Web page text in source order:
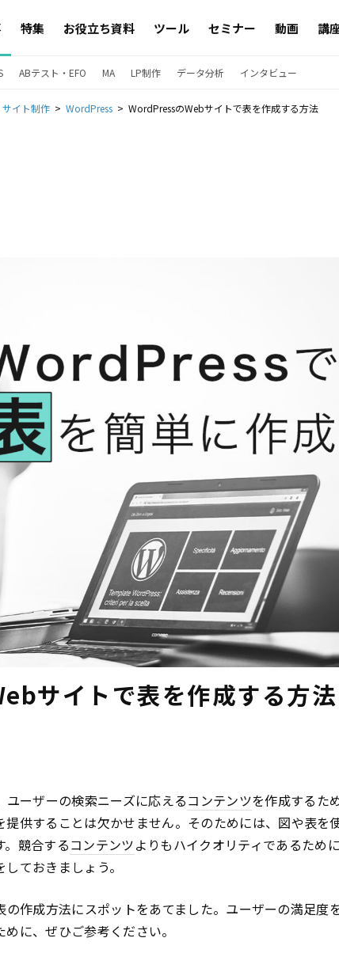
特集 お役立ち資料 ツール セミナー 動画 講
ABテスト・EFO MA LP制作 データ分析 インタビュー
サイト制作 WordPress WordPressのWebサイトで表を作成する方法
サイトで表を作成する方法
ユーザーの検索ニーズに応えるコンテンツを作成するた
供することは欠かせません。そのためには、図や表を
競合するコンテンツよりもハイクオリティであるため
ておきましょう。
の作成方法にスポットをあてました。ユーザーの満足度
に、ぜひご参考ください。